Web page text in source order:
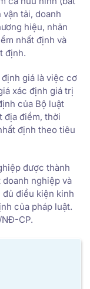
tải, doanh
hiệu, nhãn
nhất định và
định.
giá là việc cơ
xác định giá trị
của Bộ luật
địa điểm, thời
định theo tiêu
được thành
nghiệp và
đủ điều kiện kinh
của pháp luật.
CP.